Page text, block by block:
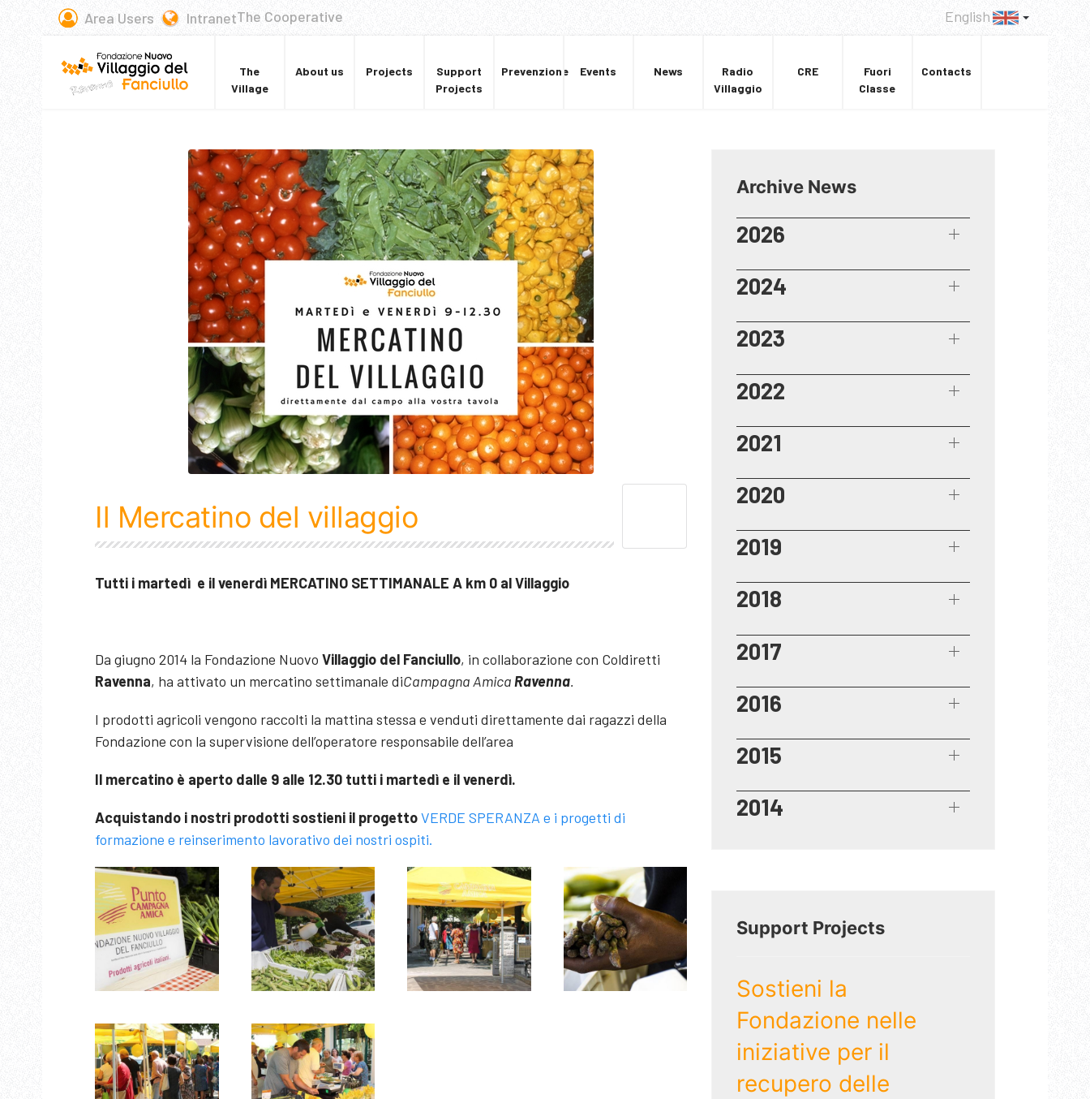
Area Users IntranetThe Cooperative English
The
Village
About us Projects
Support
Projects
Prevenzione Events News
Radio
Villaggio
CRE
Fuori
Classe
Contacts
Il Mercatino del villaggio
Tutti i martedì e il venerdì MERCATINO SETTIMANALE A km 0 al Villaggio
Da giugno 2014 la Fondazione Nuovo Villaggio del Fanciullo, in collaborazione con Coldiretti
Ravenna, ha attivato un mercatino settimanale diCampagna AmicaRavenna.
I prodotti agricoli vengono raccolti la mattina stessa e venduti direttamente dai ragazzi della
Fondazione con la supervisione dell’operatore responsabile dell’area
Il mercatino è aperto dalle 9 alle 12.30 tutti i martedì e il venerdì.
Acquistando i nostri prodotti sostieni il progettoVERDE SPERANZA e i progetti di
formazione e reinserimento lavorativo dei nostri ospiti.
Archive News
2026
2024
2023
2022
2021
2020
2019
2018
2017
2016
2015
2014
Support Projects
Sostieni la
Fondazione nelle
iniziative per il
recupero delle